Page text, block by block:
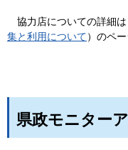
協力店についての詳細
集と利用について）のペ
県政モニター